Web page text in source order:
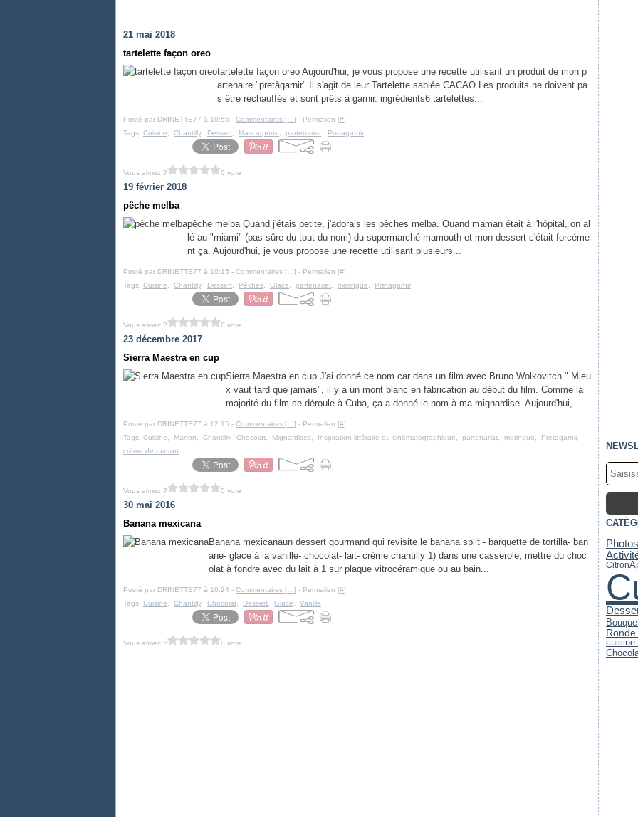
21 mai 2018
tartelette façon oreo
tartelette façon oreo Aujourd'hui, je vous propose une recette utilisant un produit de mon p
artenaire "pretàgarnir" Il s'agit de leur Tartelette sablée CACAO Les produits ne doivent pa
s être réchauffés et sont prêts à garnir. ingrédients6 tartelettes...
Posté par DRINETTE77 à 10:55 - Commentaires [ ] - Permalien [#]
Tags: Cuisine Chantilly, Dessert Mascarpone partenariat Pretagarnir
Vous aimez ? 0 vote
19 février 2018
pêche melba
pêche melba Quand j'étais petite, j'adorais les pêches melba. Quand maman était à l'hôpital, on al
lé au "miami" (pas sûre du tout du nom) du supermarché mamouth et mon dessert c'était forcéme
nt ça. Aujourd'hui, je vous propose une recette utilisant plusieurs...
Posté par DRINETTE77 à 10:15 - Commentaires [ ] - Permalien [#]
Tags: Cuisine Chantilly, Dessert Pêches Glace partenariat meringue Pretagarnir
Vous aimez ? 0 vote
23 décembre 2017
Sierra Maestra en cup
Sierra Maestra en cup J'ai donné ce nom car dans un film avec Bruno Wolkovitch " Mieu
x vaut tard que jamais", il y a un mont blanc en fabrication au début du film. Comme la
majorité du film se déroule à Cuba, ça a donné le nom à ma mignardise. Aujourd'hui,...
Posté par DRINETTE77 à 12:15 - Commentaires [ ] - Permalien [#]
Tags: Cuisine Marron Chantilly, Chocolat Mignardises Inspiration littéraire ou cinématographique partenariat meringue Pretagarnir,
crème de marron
Vous aimez ? 0 vote
30 mai 2016
Banana mexicana
Banana mexicanaun dessert gourmand qui revisite le banana split - barquette de tortilla- ban
ane- glace à la vanille- chocolat- lait- crème chantilly 1) dans une casserole, mettre du choc
olat à fondre avec du lait à 1 sur plaque vitrocéramique ou au bain...
Posté par DRINETTE77 à 10:24 - Commentaires [ ] - Permalien [#]
Tags: Cuisine Chantilly, Chocolat Dessert Glace Vanille
Vous aimez ? 0 vote
Photos
Citron